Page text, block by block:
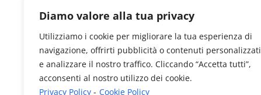
Diamo valore alla tua privacy
Utilizziamo i cookie per migliorare la tua esperienza di
navigazione, offrirti pubblicità o contenuti personalizzati
e analizzare il nostro traffico. Cliccando “Accetta tutti”,
acconsenti al nostro utilizzo dei cookie.
Privacy Policy - Cookie Policy